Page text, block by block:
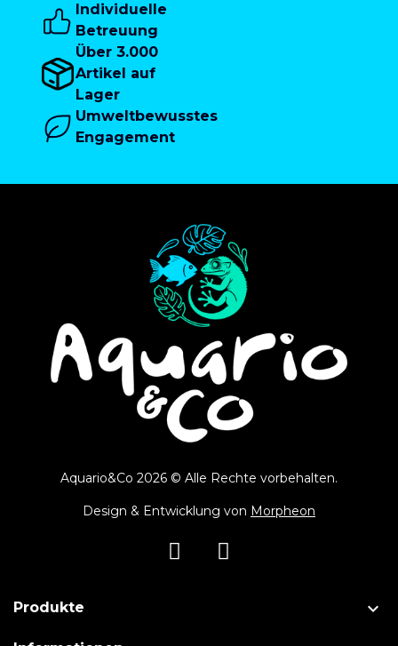
Individuelle
Betreuung
Über 3.000
Artikel auf
Lager
Umweltbewusstes
Engagement
Aquario&Co 2026 © Alle Rechte vorbehalten.
Design & Entwicklung von Morpheon
Produkte 